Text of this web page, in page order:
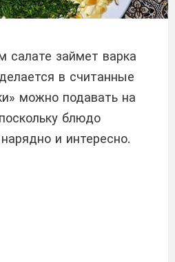
салате займет варка
в считанные
можно подавать на
блюдо
и интересно.